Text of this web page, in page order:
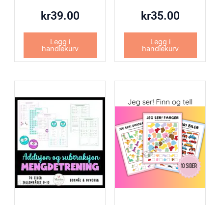
kr39.00
Legg i
handlekurv
kr35.00
Legg i
handlekurv